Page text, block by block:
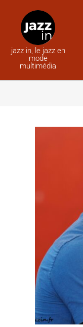
jazz in, le jazz en
mode
multimédia